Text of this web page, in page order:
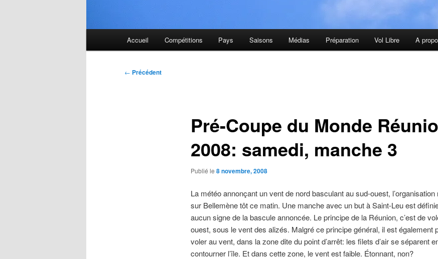
Accueil Compétitions Pays Saisons Médias Préparation Vol Libre A
Navigation
← Précédent
Pré-Coupe du Monde
2008: samedi, manche 3
Publié le 8 novembre, 2008
La météo annonçant un vent de nord basculant au sud-ouest,
sur Bellemène tôt ce matin. Une manche avec un but à Saint-Leu est
aucun signe de la bascule annoncée. Le principe de la Réunion, c’est de
ouest, sous le vent des alizés. Malgré ce principe général, il est également
voler au vent, dans la zone dite du point d’arrêt: les filets d’air se séparent
contourner l’île. Et dans cette zone, le vent est faible. Étonnant, non?